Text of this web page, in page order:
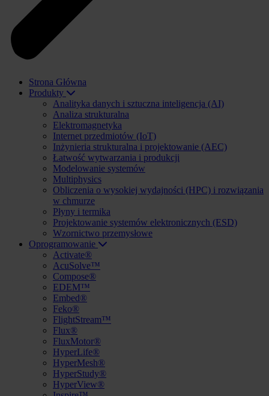
Strona Główna
Produkty
Analityka danych i sztuczna inteligencja (AI)
Analiza strukturalna
Elektromagnetyka
Internet przedmiotów (IoT)
Inżynieria strukturalna i projektowanie (AEC)
Łatwość wytwarzania i produkcji
Modelowanie systemów
Multiphysics
Obliczenia o wysokiej wydajności (HPC) i rozwiązania
w chmurze
Płyny i termika
Projektowanie systemów elektronicznych (ESD)
Wzornictwo przemysłowe
Oprogramowanie
Activate®
AcuSolve™
Compose®
EDEM™
Embed®
Feko®
FlightStream™
Flux®
FluxMotor®
HyperLife®
HyperMesh®
HyperStudy®
HyperView®